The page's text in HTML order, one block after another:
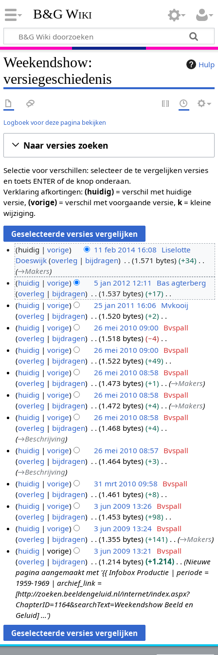
B&G Wiki
Hulp
Weekendshow:
versiegeschiedenis
Logboek voor deze pagina bekijken
Naar versies zoeken
Selectie voor verschillen: selecteer de te vergelijken versies
en toets ENTER of de knop onderaan.
Verklaring afkortingen: (huidig)= verschil met huidige
versie, (vorige)= verschil met voorgaande versie, k= kleine
wijziging.
b
0
4
huidig vorige 11 feb 2014 16:08 Liselotte
Doeswijk overleg bijdragen 1.571 bytes
+34
→Makers
n
0
2
huidig vorige 5 jan 2012 12:11
Bas agterberg
overleg
bijdragen 1.537 bytes
+17
G
e
e
n
b
e
w
e
r
k
i
n
g
s
s
a
m
e
n
v
a
t
t
i
n
g
5
a
2
1
huidig vorige 25 jan 2011 16:06 Mvkooij
overleg
bijdragen 1.520 bytes
+2
G
e
e
n
b
e
w
e
r
k
i
n
g
s
s
a
m
e
n
v
a
t
t
i
n
g
6
e
2
1
huidig vorige 26 mei 2010 09:00 Bvspall
overleg
bijdragen 1.518 bytes
−4
G
e
e
n
b
e
w
e
r
k
i
n
g
s
s
a
m
e
n
v
a
t
t
i
n
g
huidig vorige 26 mei 2010 09:00 Bvspall
overleg
bijdragen 1.522 bytes
+49
G
e
e
n
b
e
w
e
r
k
i
n
g
s
s
a
m
e
n
v
a
t
t
i
n
g
huidig vorige 26 mei 2010 08:58 Bvspall
overleg
bijdragen 1.473 bytes +1 →Makers
huidig
vorige 26 mei 2010 08:58 Bvspall
overleg
bijdragen 1.472 bytes +4 →Makers
huidig
vorige 26 mei 2010 08:58 Bvspall
overleg
bijdragen 1.468 bytes
+4
→Beschrijving
huidig
vorige 26 mei 2010 08:57 Bvspall
overleg
bijdragen 1.464 bytes
+3
→Beschrijving
1
2
huidig vorige 31 mrt 2010 09:58 Bvspall
overleg
bijdragen 1.461 bytes
+8
G
e
e
n
b
e
w
e
r
k
i
n
g
s
n
huidig vorige 3 jun 2009 13:26 Bvspall
overleg
bijdragen 1.453 bytes
+98
G
e
e
n
b
e
w
e
r
k
i
n
huidig vorige 3 jun 2009 13:24 Bvspall
overleg
bijdragen 1.355 bytes +141 →Makers
huidig
vorige 3 jun 2009 13:21
Bvspall
overleg
bijdragen 1.214 bytes +1.214
Nieuwe
pagina aangemaakt met '{{ Infobox Productie | periode =
1959-1969 | archief_link =
[http://zoeken.beeldengeluid.nl/internet/index.aspx?
ChapterID=1164&searchText=Weekendshow Beeld en
Geluid] ...'